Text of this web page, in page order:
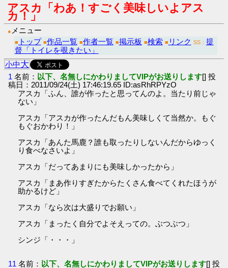
アスカ「わあ！すごく美味しいよアス
カ！」
● メニュー
■ トップ ■作品一覧 ■作者一覧 ■掲示板 ■検索 ■ リンク SS： 提
督「トイレを覗きたい」
小中大
1 名前： 以下、名無しにかわりましてVIPがお送りします[] 投
稿日：2011/09/24(土) 17:46:19.65 ID:asRhRPYzO
アスカ「ふん、誰が作ったと思ってんのよ。当たり前じゃ
ない」
アスカ「アスカが作ったんだもん美味しくて当然か。もぐ
もぐおかわり！」
アスカ「あんた馬鹿？誰も取ったりしないんだからゆっく
り食べなさいよ」
アスカ「だってあまりにも美味しかったから」
アスカ「まあ作りすぎたからたくさん食べてくれたほうが
助かるけど」
アスカ「なら次は大盛りでお願い」
アスカ「まったく自分でよそえっての。ぶつぶつ」
シンジ「・・・」
11 名前： 以下、名無しにかわりましてVIPがお送りします[] 投